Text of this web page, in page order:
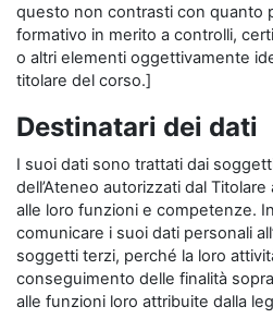
questo non contrasti con quanto
formativo in merito a controlli,
o altri elementi oggettivamente
titolare del corso.]
Destinatari dei dati
I suoi dati sono trattati dai
dell’Ateneo autorizzati dal
alle loro funzioni e competenze.
comunicare i suoi dati personali
soggetti terzi, perché la loro
conseguimento delle finalità
alle funzioni loro attribuite dalla